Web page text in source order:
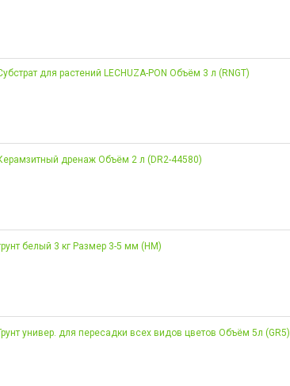
для растений LECHUZA-PON Объём 3 л (RNGT)
дренаж Объём 2 л (DR2-44580)
белый 3 кг Размер 3-5 мм (НМ)
универ. для пересадки всех видов цветов Объём 5л (GR5)